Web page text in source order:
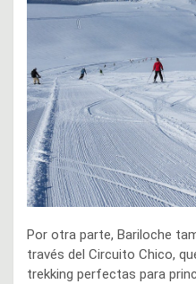
Por otra parte, Bariloche
través del Circuito Chico,
trekking perfectas para